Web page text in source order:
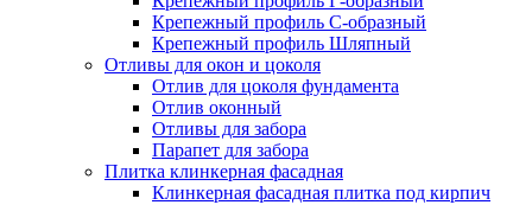
Крепежный профиль С-образный
Крепежный профиль Шляпный
Отливы для окон и цоколя
Отлив для цоколя фундамента
Отлив оконный
Отливы для забора
Парапет для забора
Плитка клинкерная фасадная
Клинкерная фасадная плитка под кирпич